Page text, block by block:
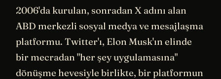
2006'da kurulan, sonradan X adını alan
ABD merkezli sosyal medya ve mesajlaşma
platformu. Twitter'ı, Elon Musk'ın elinde
bir mecradan "her şey uygulamasına"
dönüşme hevesiyle birlikte, bir platformun